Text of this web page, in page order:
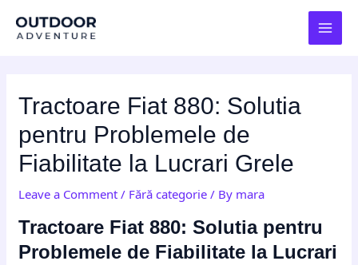
Tractoare Fiat 880: Solutia
pentru Problemele de
Fiabilitate la Lucrari Grele
Leave a Comment / Fără categorie / By mara
Tractoare Fiat 880: Solutia pentru
Problemele de Fiabilitate la Lucrari
navigation